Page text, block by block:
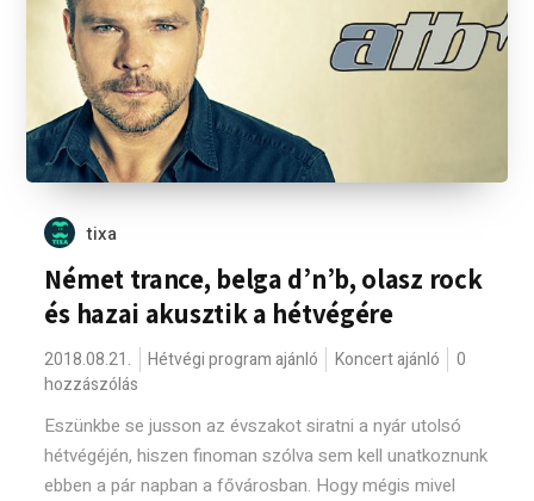
tixa
Német trance, belga d’n’b, olasz rock
és hazai akusztik a hétvégére
2018.08.21. Hétvégi program ajánló Koncert ajánló
0
hozzászólás
Eszünkbe se jusson az évszakot siratni a nyár utolsó
hétvégéjén, hiszen finoman szólva sem kell unatkoznunk
ebben a pár napban a fővárosban. Hogy mégis mivel